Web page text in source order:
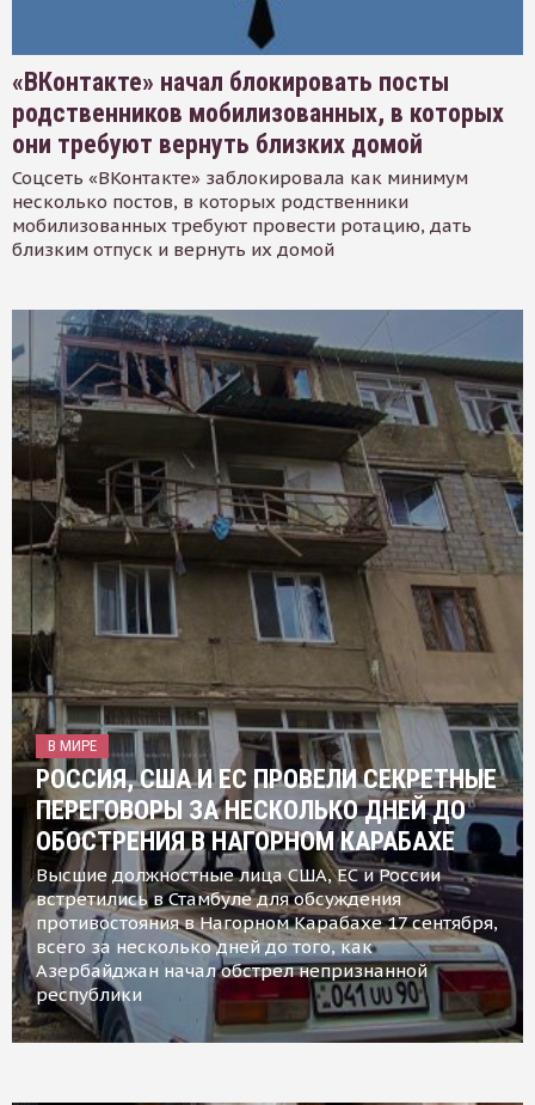
«ВКонтакте» начал блокировать посты
родственников мобилизованных, в которых
они требуют вернуть близких домой
Соцсеть «ВКонтакте» заблокировала как минимум
несколько постов, в которых родственники
мобилизованных требуют провести ротацию, дать
близким отпуск и вернуть их домой
В МИРЕ
РОССИЯ, США И ЕС ПРОВЕЛИ СЕКРЕТНЫЕ
ПЕРЕГОВОРЫ ЗА НЕСКОЛЬКО ДНЕЙ ДО
ОБОСТРЕНИЯ В НАГОРНОМ КАРАБАХЕ
Высшие должностные лица США, ЕС и России
встретились в Стамбуле для обсуждения
противостояния в Нагорном Карабахе 17 сентября,
всего за несколько дней до того, как
Азербайджан начал обстрел непризнанной
республики